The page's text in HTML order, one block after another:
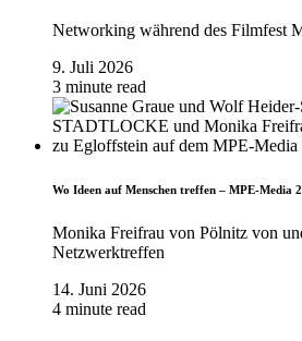
Networking während des Filmfest
9. Juli 2026
3 minute read
Wo Ideen auf Menschen treffen – MPE-Media
Monika Freifrau von Pölnitz von
Netzwerktreffen
14. Juni 2026
4 minute read